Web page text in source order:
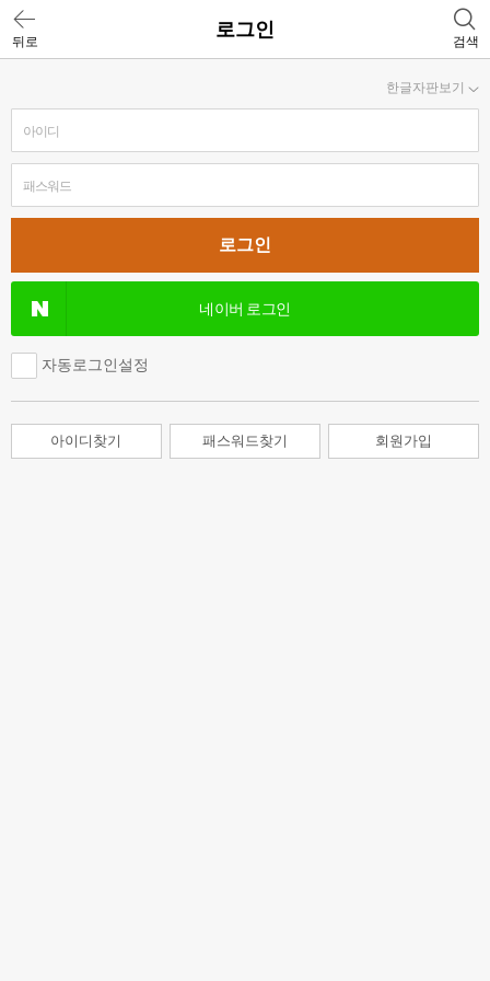
뒤로
로그인
검색
한글자판보기
네이버 로그인
자동로그인설정
아이디찾기 패스워드찾기 회원가입